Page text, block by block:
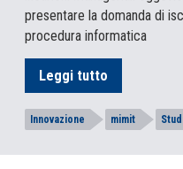
presentare la domanda di
procedura informatica
Leggi tutto
Innovazione mimit